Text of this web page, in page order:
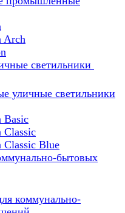
Arch
светильники
уличные светильники
Basic
Classic
Classic Blue
бытовых
коммунально-